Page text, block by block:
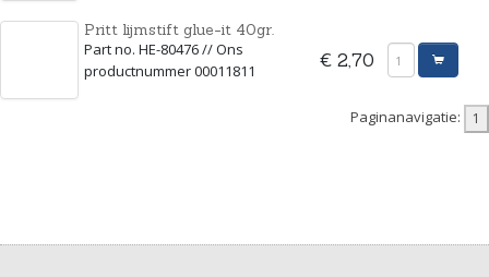
Pritt lijmstift glue-it 40gr.
Part no. HE-80476 // Ons
productnummer 00011811
€ 2,70
Paginanavigatie: